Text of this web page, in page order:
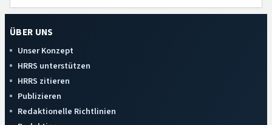
ÜBER UNS
Unser Konzept
HRRS unterstützen
HRRS zitieren
Publizieren
Redaktionelle Richtlinien